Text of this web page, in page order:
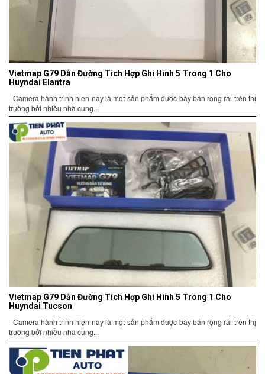
Vietmap G79 Dẫn Đường Tích Hợp Ghi Hình 5 Trong 1 Cho
Huyndai Elantra
Camera hành trình hiện nay là một sản phẩm được bày bán rộng rãi trên thị
trường bởi nhiều nhà cung...
Vietmap G79 Dẫn Đường Tích Hợp Ghi Hình 5 Trong 1 Cho
Huyndai Tucson
Camera hành trình hiện nay là một sản phẩm được bày bán rộng rãi trên thị
trường bởi nhiều nhà cung...